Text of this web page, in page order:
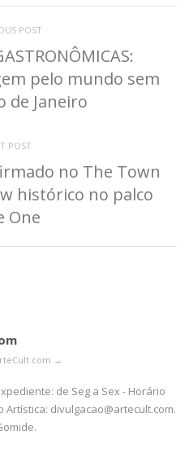
POST
pelo mundo sem
de Janeiro
POST
no The Town
histórico no palco
One
→
de Seg a Sex - Horário
Artística: divulgacao@artecult.com.